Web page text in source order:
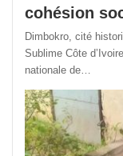
cohésion
Dimbokro, cité
Sublime Côte
nationale de…